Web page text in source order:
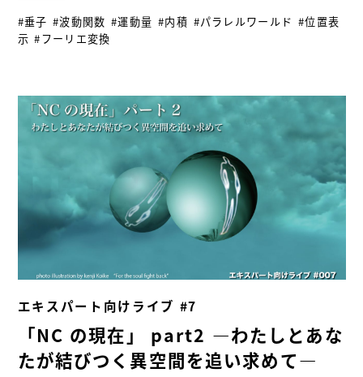
#垂子 #波動関数 #運動量 #内積 #パラレルワールド #位置表
示 #フーリエ変換
エキスパート向けライブ #7
「NC の現在」 part2 ―わたしとあな
たが結びつく異空間を追い求めて―